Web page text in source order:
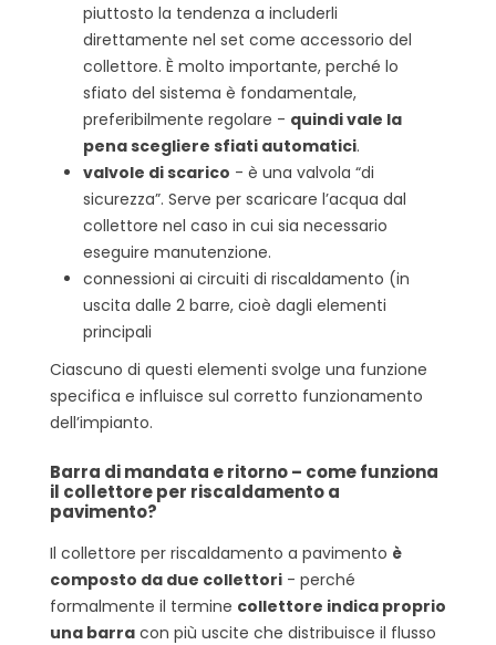
piuttosto la tendenza a includerli
direttamente nel set come accessorio del
collettore. È molto importante, perché lo
sfiato del sistema è fondamentale,
preferibilmente regolare - quindi vale la
pena scegliere sfiati automatici.
valvole di scarico - è una valvola “di
sicurezza”. Serve per scaricare l’acqua dal
collettore nel caso in cui sia necessario
eseguire manutenzione.
connessioni ai circuiti di riscaldamento (in
uscita dalle 2 barre, cioè dagli elementi
principali
Ciascuno di questi elementi svolge una funzione
specifica e influisce sul corretto funzionamento
dell’impianto.
Barra di mandata e ritorno – come funziona
il collettore per riscaldamento a
pavimento?
Il collettore per riscaldamento a pavimento è
composto da due collettori - perché
formalmente il termine collettore indica proprio
una barra con più uscite che distribuisce il flusso